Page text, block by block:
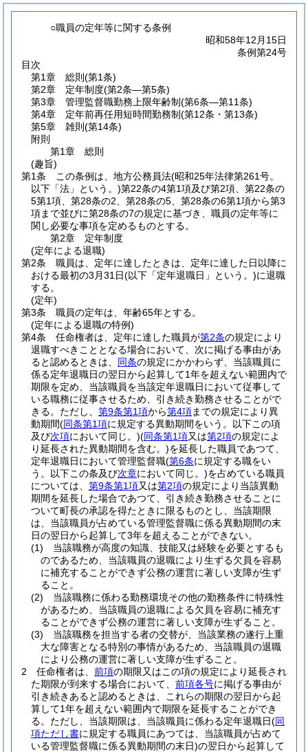
○職員の定年等に関する条例
昭和58年12月15日
条例第24号
目次
第1章
総則 (第1条)
第2章
定年制度(第2条―第5条)
第3章
管理監督職勤務上限年齢制(第6条―第11条)
第4章
定年前再任用短時間勤務制(第12条・第13条)
第5章
雑則 (第14条)
附則
第1章
総則
(趣旨)
第1条
この条例は、地方公務員法(昭和25年法律第261号。
以下「法」という。)第22条の4第1項及び第2項、第22条の
5第1項、第28条の2、第28条の5、第28条の6第1項から第3
項まで並びに第28条の7の規定に基づき、職員の定年等に
関し必要な事項を定めるものとする。
第2章
定年制度
(定年による退職)
第2条
職員は、定年に達したときは、定年に達した日以降に
おける最初の3月31日(以下「定年退職日」という。)に退職
する。
(定年)
第3条
職員の定年は、年齢65年とする。
(定年による退職の特例)
第4条
任命権者は、定年に達した職員が第2条の規定により
退職すべきこととなる場合において、次に掲げる事由があ
ると認めるときは、 同条の規定にかかわらず、当該職員に
係る定年退職日の翌日から起算して1年を超えない範囲内で
期限を定め、当該職員を当該定年退職日において従事して
いる職務に従事させるため、引き続き勤務させることがで
きる。 ただし、 第9条第1項から第4項までの規定により異
動期間(同条第1項に規定する異動期間をいう。以下この項
及び次項において同じ。)(同条第1項又は第2項の規定によ
り延長された異動期間を含む。)を延長した職員であつて、
定年退職日において管理監督職(第6条に規定する職をい
う。以下この条及び次章において同じ。)を占めている職員
については、 第9条第1項又は第2項の規定により当該異動
期間を延長した場合であつて、引き続き勤務させることに
ついて町長の承認を得たときに限るものとし、当該期限
は、当該職員が占めている管理監督職に係る異動期間の末
日の翌日から起算して3年を超えることができない。
(1)
当該職務が高度の知識、技能又は経験を必要とするも
のであるため、当該職員の退職により生ずる欠員を容易
に補充することができず公務の運営に著しい支障が生ず
ること。
(2)
当該職務に係わる勤務環境その他の勤務条件に特殊性
があるため、当該職員の退職による欠員を容易に補充す
ることができず公務の運営に著しい支障が生ずること。
(3)
当該職務を担当する者の交替が、当該業務の遂行上重
大な障害となる特別の事情があるため、当該職員の退職
により公務の運営に著しい支障が生ずること。
2
任命権者は、 前項の期限又はこの項の規定により延長され
た期限が到来する場合において、 前項各号に掲げる事由が
引き続きあると認めるときは、これらの期限の翌日から起
算して1年を超えない範囲内で期限を延長することができ
る。 ただし、当該期限は、当該職員に係わる定年退職日(同
項ただし書に規定する職員にあつては、当該職員が占めて
いる管理監督職に係る異動期間の末日)の翌日から起算して